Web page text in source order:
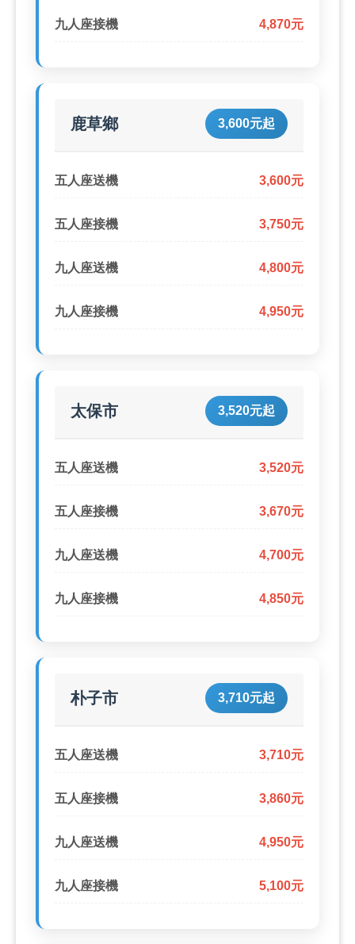
九人座接機 4,870元
鹿草鄉 3,600元起
五人座送機 3,600元
五人座接機 3,750元
九人座送機 4,800元
九人座接機 4,950元
太保市 3,520元起
五人座送機 3,520元
五人座接機 3,670元
九人座送機 4,700元
九人座接機 4,850元
朴子市 3,710元起
五人座送機 3,710元
五人座接機 3,860元
九人座送機 4,950元
九人座接機 5,100元